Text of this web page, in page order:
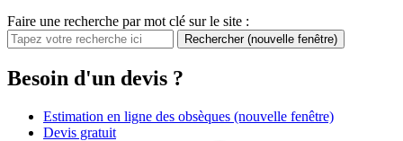
Faire une recherche par mot clé sur le site :
Rechercher (nouvelle fenêtre)
Besoin d'un devis ?
Estimation en ligne des obsèques (nouvelle fenêtre)
Devis gratuit